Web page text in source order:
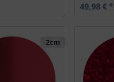
49,98 € *
2cm